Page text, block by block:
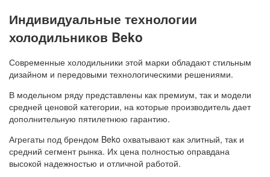
Индивидуальные технологии
холодильников Beko
Современные холодильники этой марки обладают стильным
дизайном и передовыми технологическими решениями.
В модельном ряду представлены как премиум, так и модели
средней ценовой категории, на которые производитель дает
дополнительную пятилетнюю гарантию.
Агрегаты под брендом Beko охватывают как элитный, так и
средний сегмент рынка. Их цена полностью оправдана
высокой надежностью и отличной работой.